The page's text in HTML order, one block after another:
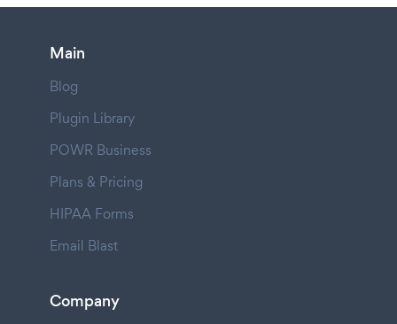
Main
Blog
Plugin Library
POWR Business
Plans & Pricing
HIPAA Forms
Email Blast
Company